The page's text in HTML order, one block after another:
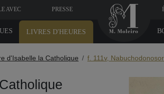
AVEC PRESSE
LIVRES D'HEURES
d'Isabelle la Catholique f. 111v,